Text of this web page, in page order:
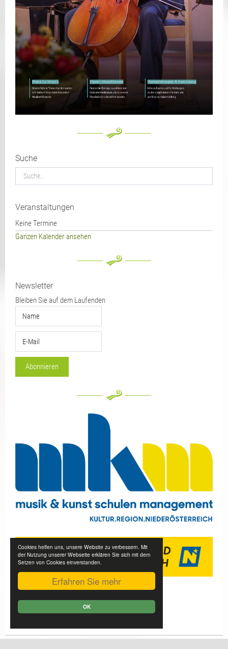
Cookies helfen uns, unsere Website zu verbessern. Mit
der Nutzung unserer Webseite erklären Sie sich mit dem
Setzen von Cookies einverstanden.
Erfahren Sie mehr
OK
Suche
Veranstaltungen
Keine Termine
Ganzen Kalender ansehen
Newsletter
Bleiben Sie auf dem Laufenden